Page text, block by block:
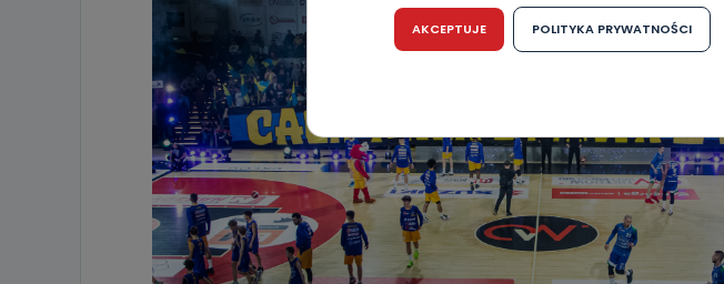
Czy jest możliwość cofnięcia
Podanie danych osobowych jest dobrowolne,
Kiedy i komu możemy
Telewizja Kablowa Pro-Art z siedzibą w
19 nie przekazuje Państwa danych osobowych
wykorzystywane w procesach
Co mogą Państwo zrobić z
AKCEPTUJE POLITYKA PRYWATNOŚCI